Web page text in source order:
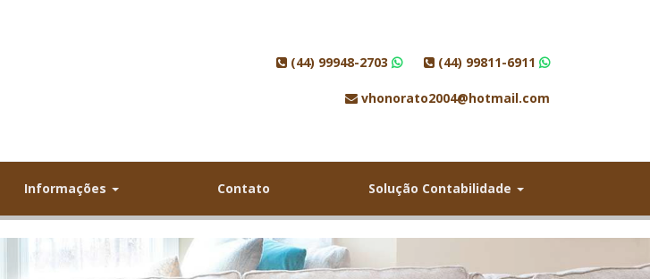
(44) 99948-2703 (44) 99811-6911
vhonorato2004@hotmail.com
Informações Contato Solução Contabilidade